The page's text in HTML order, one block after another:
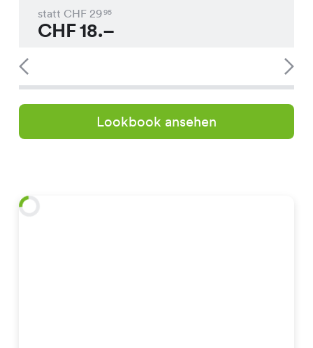
statt CHF 2995
CHF18.–
Lookbook ansehen